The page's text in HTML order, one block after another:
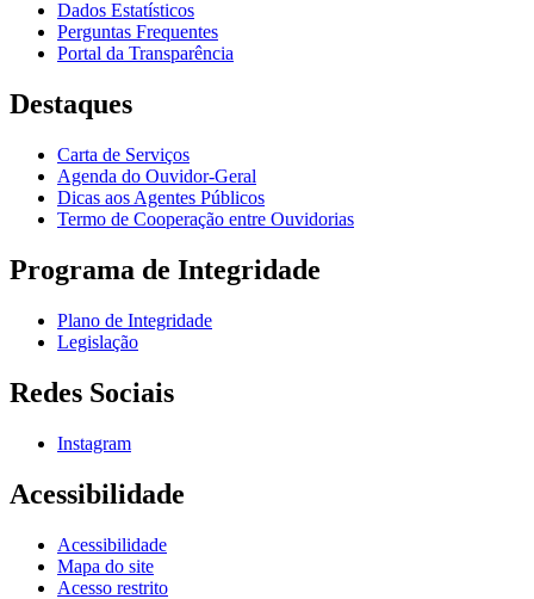
Dados Estatísticos
Perguntas Frequentes
Portal da Transparência
Destaques
Carta de Serviços
Agenda do Ouvidor-Geral
Dicas aos Agentes Públicos
Termo de Cooperação entre Ouvidorias
Programa de Integridade
Plano de Integridade
Legislação
Redes Sociais
Instagram
Acessibilidade
Acessibilidade
Mapa do site
Acesso restrito